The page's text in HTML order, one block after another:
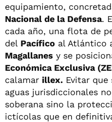
equipamiento,
Nacional de la Defensa.
cada año, una flota de
del Pacífico al Atlántico
Magallanes y se
Económica Exclusiva
calamar illex. Evitar
aguas jurisdiccionales
soberana sino la
ictícolas que en